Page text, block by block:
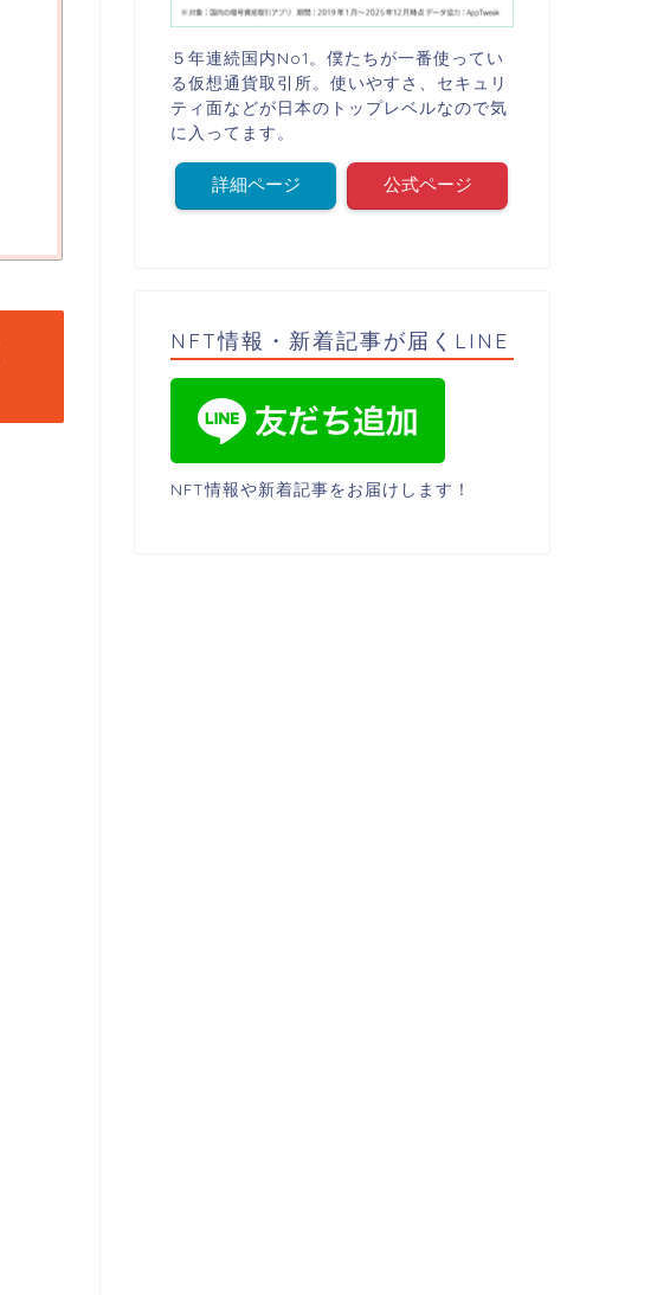
５年連続国内No1。僕たちが一番使ってい
る仮想通貨取引所。使いやすさ、セキュリ
ティ面などが日本のトップレベルなので気
に入ってます。
詳細ページ 公式ページ
NFT情報・新着記事が届くLINE
NFT情報や新着記事をお届けします！